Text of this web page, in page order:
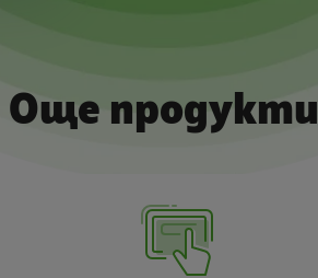
Още продукти